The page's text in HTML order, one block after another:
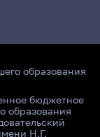
образования
бюджетное
образования
Н.Г.